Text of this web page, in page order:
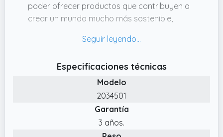
poder ofrecer productos que contribuyen a
crear un mundo mucho más sostenible,
✔️ ACABADO EN ACERO INOXIDABLE Y
CLASE ENERGÉTICA D: Gracias a su sistema
de fácil instalación, esta campana se
convierte en una opción accesible para
cualquier hogar. Su atractivo acabado en
acero inoxidable y blanco no solo agrega un
toque de elegancia a tu cocina, sino que
Especificaciones técnicas
Modelo
2034501
Garantía
3 años.